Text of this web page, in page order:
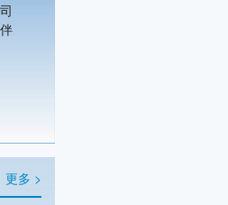
更多 >
司
,输送
主营产品：气流粉碎机,锤式粉碎机,分级
司